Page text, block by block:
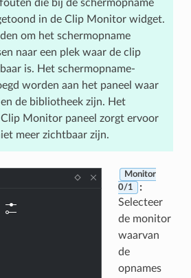
die bij de schermopname
in de Clip Monitor widget.
om het schermopname
naar een plek waar de clip
is. Het schermopname-
worden aan het paneel waar
de bibliotheek zijn. Het
Monitor paneel zorgt ervoor
meer zichtbaar zijn.
Monitor
0/1
:
Selecteer
de monitor
waarvan
de
opnames